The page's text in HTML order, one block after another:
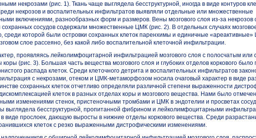
некрозами (рис. 1). Ткань чаще выглядела бесструктурной, иногда в виде контуров
некрозов и воспалительных инфильтратов выявляли отдельные или множественные
включениями, разнообразных форм и размеров. Вены мозгового слоя из-за некрозов
сохранных сосудов содержали множественные ЦМК (рис. 2). В отдельных случаях
которой были островки сохранных клеток паренхимы и единичные «ареактивные»
слое рассеяно, без какой либо воспалительной клеточной инфильтрации.
проявляясь лейколимфоцитарной инфильтрацией мозгового слоя с полосчатым
(рис. 3). Большая часть вещества мозгового слоя и глубоких отделов коркового было
распада клеток. Среди клеточного детрита и воспалительных инфильтратов
с некрозами, отеком и ЦМК-метаморфозом носила очаговый характер в виде
сохранных клеток отчетливо определяли различной степени выраженности
клеток в разных отделах коры и мозгового вещества. Нами было
изменениями стенок, пристеночными тромбами и ЦМК в эндотелии и просветах
выглядела бесструктурной, пропитанной фибрином и лейколимфоцитарными
виде прослоек, дающую выросты в нижние отделы коркового вещества. Среди
клеток с резко выраженными дистрофическими изменениями.